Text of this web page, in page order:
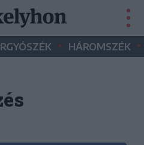
• HÁROMSZÉK •